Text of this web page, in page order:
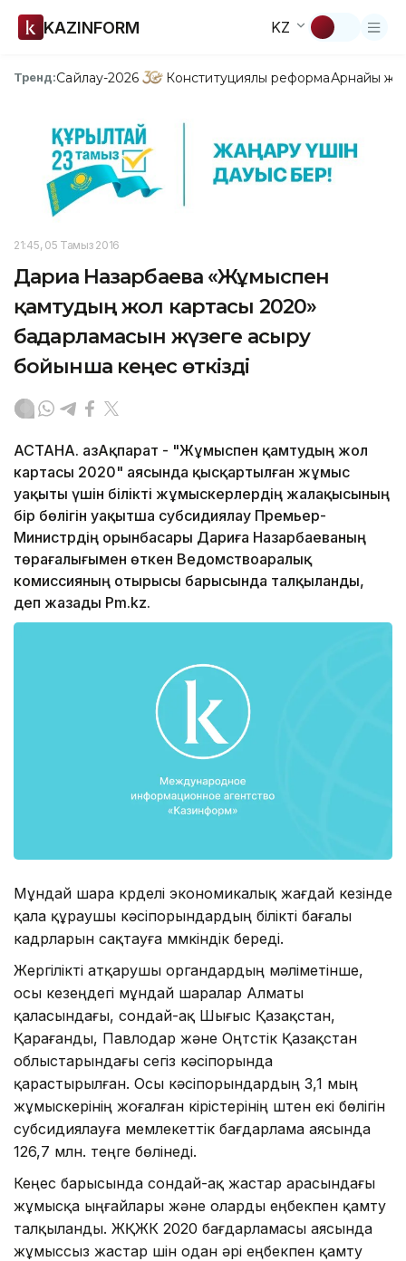
KAZINFORM KZ
Тренд:Сайлау-2026 Конституциялық реформаАрнайы
21:45, 05 Тамыз 2016
Дариға Назарбаева «Жұмыспен
қамтудың жол картасы 2020»
бағдарламасын жүзеге асыру
бойынша кеңес өткізді
АСТАНА. ҚазАқпарат - "Жұмыспен қамтудың жол
картасы 2020" аясында қысқартылған жұмыс
уақыты үшін білікті жұмыскерлердің жалақысының
бір бөлігін уақытша субсидиялау Премьер-
Министрдің орынбасары Дариға Назарбаеваның
төрағалығымен өткен Ведомствоаралық
комиссияның отырысы барысында талқыланды,
деп жазады Pm.kz.
Мұндай шара күрделі экономикалық жағдай кезінде
қала құраушы кәсіпорындардың білікті бағалы
кадрларын сақтауға мүмкіндік береді.
Жергілікті атқарушы органдардың мәліметінше,
осы кезеңдегі мұндай шаралар Алматы
қаласындағы, сондай-ақ Шығыс Қазақстан,
Қарағанды, Павлодар және Оңтүстік Қазақстан
облыстарындағы сегіз кәсіпорында
қарастырылған. Осы кәсіпорындардың 3,1 мың
жұмыскерінің жоғалған кірістерінің үштен екі бөлігін
субсидиялауға мемлекеттік бағдарлама аясында
126,7 млн. теңге бөлінеді.
Кеңес барысында сондай-ақ жастар арасындағы
жұмысқа ыңғайлары және оларды еңбекпен қамту
талқыланды. ЖҚЖК 2020 бағдарламасы аясында
жұмыссыз жастар үшін одан әрі еңбекпен қамту